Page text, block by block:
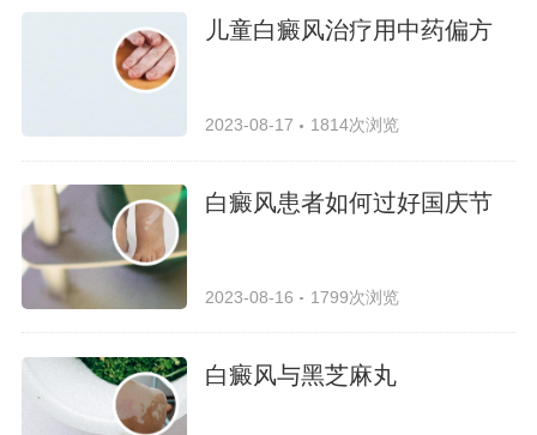
儿童白癜风治疗用中药偏方
2023-08-17 1814次浏览
白癜风患者如何过好国庆节
2023-08-16 1799次浏览
白癜风与黑芝麻丸